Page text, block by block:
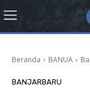
Beranda BANUA
BANJARBARU